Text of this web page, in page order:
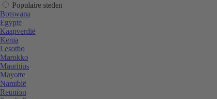
Populaire steden
Botswana
Egypte
Kaapverdië
Kenia
Lesotho
Marokko
Mauritius
Mayotte
Namibië
Reunion